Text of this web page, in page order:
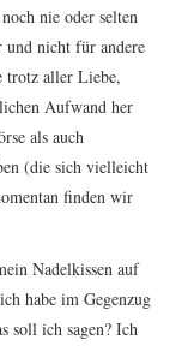
nie oder selten
und nicht für andere
trotz aller Liebe,
Aufwand her
als auch
(die sich vielleicht
finden wir
Nadelkissen auf
habe im Gegenzug
soll ich sagen? Ich